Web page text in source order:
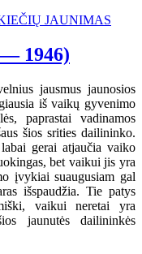
JAUNIMAS
1946)
jausmus jaunosios
iš vaikų gyvenimo
paprastai vadinamos
šios srities dailininko.
gerai atjaučia vaiko
bet vaikui jis yra
įvykiai suaugusiam gal
išspaudžia. Tie patys
vaikui neretai yra
jaunutės dailininkės